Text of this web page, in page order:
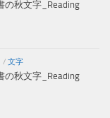
の秋文字_Reading
/ 文字
の秋文字_Reading